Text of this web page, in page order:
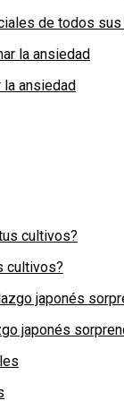
de todos
ansiedad
cultivos?
japonés